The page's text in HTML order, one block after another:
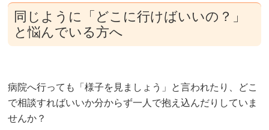
同じように「どこに行けばいいの？」
と悩んでいる方へ
病院へ行っても「様子を見ましょう」と言われたり、どこ
で相談すればいいか分からず一人で抱え込んだりしていま
せんか？